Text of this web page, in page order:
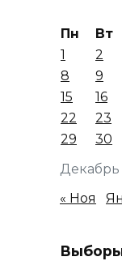
Декабрь
Пн Вт
1
2
8
9
15
16
22
23
29
30
« Ноя